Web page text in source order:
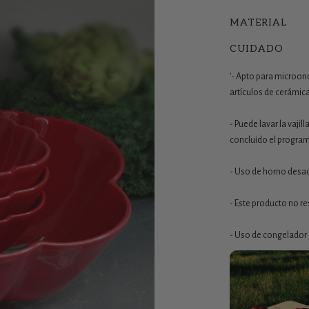
Con su forma
convierte cada
Perfecta para
MATERIAL
CUIDADO
'- Apto para
artículos de
- Puede lavar la
concluido el
- Uso de horno
- Este producto no
- Uso de